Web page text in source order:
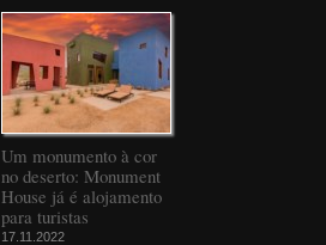
Um monumento à cor
no deserto: Monument
House já é alojamento
para turistas
17.11.2022